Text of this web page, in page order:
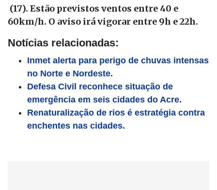
(17). Estão previstos ventos entre 40 e
60km/h. O aviso irá vigorar entre 9h e 22h.
Notícias relacionadas:
Inmet alerta para perigo de chuvas intensas
no Norte e Nordeste.
Defesa Civil reconhece situação de
emergência em seis cidades do Acre.
Renaturalização de rios é estratégia contra
enchentes nas cidades.